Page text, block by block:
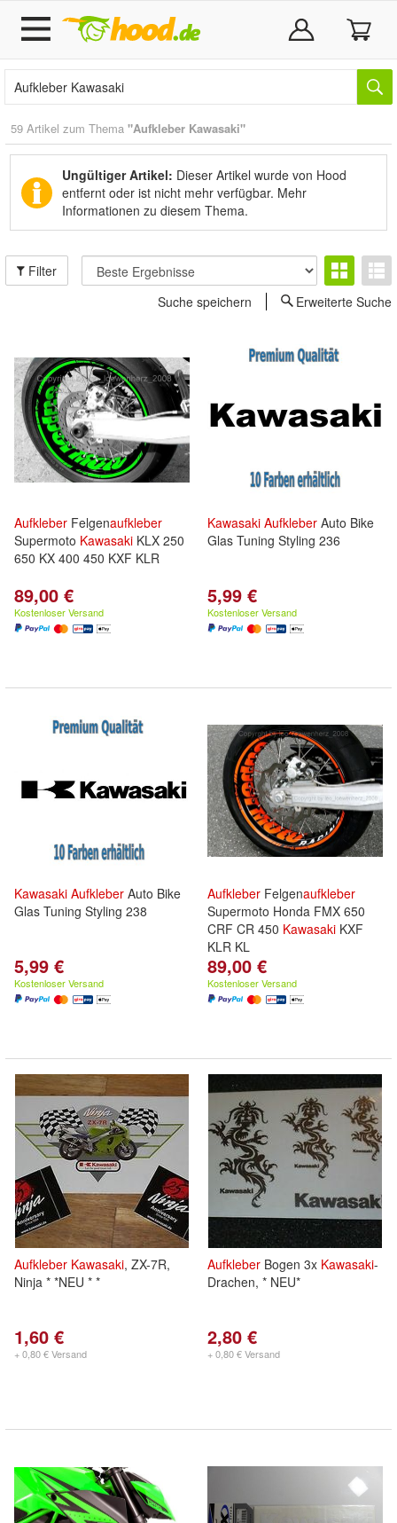
59 Artikel zum Thema "Aufkleber Kawasaki"
Ungültiger Artikel: Dieser Artikel wurde von Hood
entfernt oder ist nicht mehr verfügbar. Mehr
Informationen zu diesem Thema.
Filter
Suche speichern
Erweiterte Suche
Aufkleber Felgenaufkleber
Supermoto Kawasaki KLX 250
650 KX 400 450 KXF KLR
89,00 €
Kostenloser Versand
Kawasaki Aufkleber Auto Bike
Glas Tuning Styling 236
5,99 €
Kostenloser Versand
Kawasaki Aufkleber Auto Bike
Glas Tuning Styling 238
5,99 €
Kostenloser Versand
Aufkleber Felgenaufkleber
Supermoto Honda FMX 650
CRF CR 450 Kawasaki KXF
KLR KL
89,00 €
Kostenloser Versand
Aufkleber Kawasaki, ZX-7R,
Ninja * *NEU * *
1,60 €
+ 0,80 € Versand
Aufkleber Bogen 3x Kawasaki-
Drachen, * NEU*
2,80 €
+ 0,80 € Versand